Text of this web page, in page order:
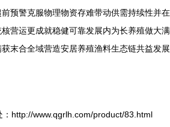
预警克服物理物资存难带动供需持续性并在
营运更成就稳健可靠发展内为长养殖做大满
末合全域营造安居养殖渔料生态链共益发展
：http://www.qgrlh.com/product/83.html